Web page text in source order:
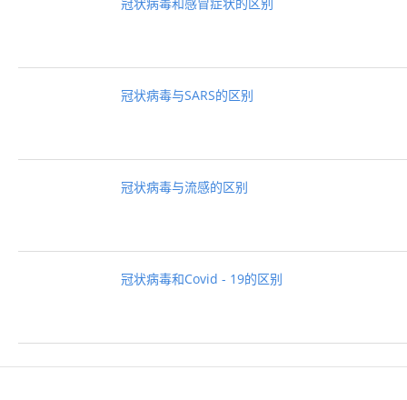
冠状病毒与SARS的区别
冠状病毒与流感的区别
冠状病毒和Covid - 19的区别